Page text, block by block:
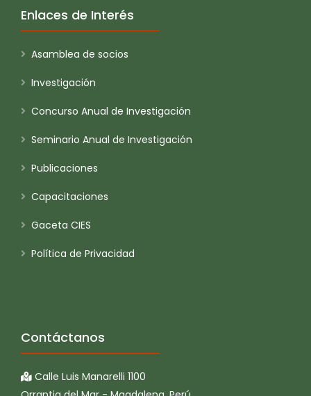
Enlaces de Interés
Asamblea de socios
Investigación
Concurso Anual de Investigación
Seminario Anual de Investigación
Publicaciones
Capacitaciones
Gaceta CIES
Política de Privacidad
Contáctanos
Calle Luis Manarelli 1100